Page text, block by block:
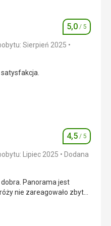
Ocena
5,0 / 5
Sierpień 2025
5,0/ 5
5,0/ 5
5,0/ 5
Ocena
4,5 / 5
Lipiec 2025
Dodana
Panorama jest
nie zareagowało zbyt
przeciętna. Sprzątanie
Panorama jest